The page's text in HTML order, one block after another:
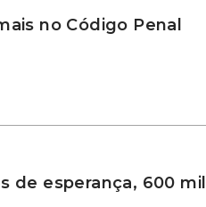
no Código Penal
de esperança, 600